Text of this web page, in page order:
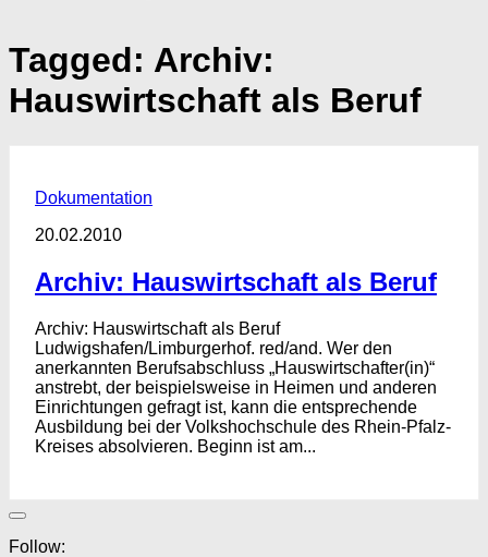
Tagged: Archiv:
Hauswirtschaft als Beruf
Dokumentation
20.02.2010
Archiv: Hauswirtschaft als Beruf
Archiv: Hauswirtschaft als Beruf
Ludwigshafen/Limburgerhof. red/and. Wer den
anerkannten Berufsabschluss „Hauswirtschafter(in)“
anstrebt, der beispielsweise in Heimen und anderen
Einrichtungen gefragt ist, kann die entsprechende
Ausbildung bei der Volkshochschule des Rhein-Pfalz-
Kreises absolvieren. Beginn ist am...
Follow: